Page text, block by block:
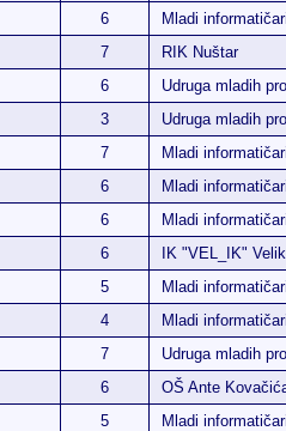
6
Mladi
7
RIK Nuštar
6
Udruga mladih
3
Udruga mladih
7
Mladi
6
Mladi
6
Mladi
6
IK "VEL_IK"
5
Mladi
4
Mladi
7
Udruga mladih
6
OŠ Ante
5
Mladi